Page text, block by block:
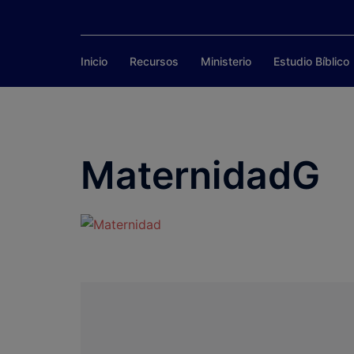
Inicio Recursos Ministerio Estudio Bíblico
MaternidadG